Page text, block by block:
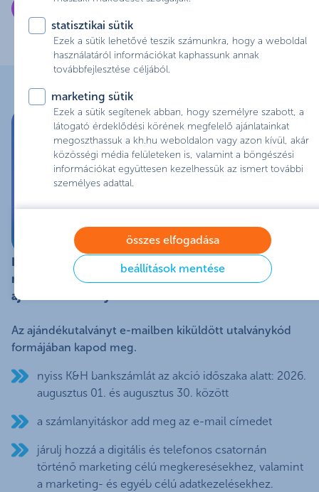
statisztikai sütik
Ezek a sütik lehetővé teszik számunkra, hogy a weboldal
használatáról információkat kaphassunk annak
továbbfejlesztése céljából.
marketing sütik
Ezek a sütik segítenek abban, hogy személyre szabott, a
látogató érdeklődési körének megfelelő ajánlatainkat
megoszthassuk a kh.hu weboldalon vagy azon kívül, akár
közösségi média felületeken is, valamint a böngészési
információkat együttesen kezelhessük az ismert további
személyes adattal.
összes elfogadása
beállítások mentése
Nyiss K&H bankszámlát, és a Mastercarddal közösen
meglepünk egy 5 000 Ft értékű Budapest Park
ajándékutalvánnyal!
Az ajándékutalványt e-mailben kiküldött utalványkód
formájában kapod meg.
nyiss K&H bankszámlát az akció időszaka alatt: 2026.
augusztus 01. és augusztus 30. között
a számlanyitáskor add meg az e-mail címedet
járulj hozzá a digitális és telefonos csatornán
történő marketing célú megkeresésekhez, valamint
a marketing- és egyéb célú adatkezelésekhez.